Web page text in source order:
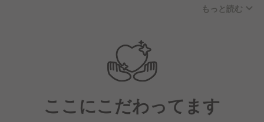
チームワークを大切にしており、組織としての仕組み
些細なことにも気を配り合い、お互いが働きやすい環
境作りを行っています。
そのため、分からないことがあっても聞きやすい雰囲
気があり、新しく入社される方も安心です！
もっと読む
ここにこだわってます